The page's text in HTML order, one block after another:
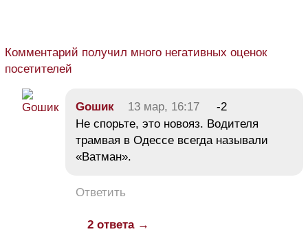
Комментарий получил много негативных оценок
посетителей
Goшик 13 мар, 16:17
-2
Не спорьте, это новояз. Водителя
трамвая в Одессе всегда называли
«Ватман».
Ответить
2 ответа →